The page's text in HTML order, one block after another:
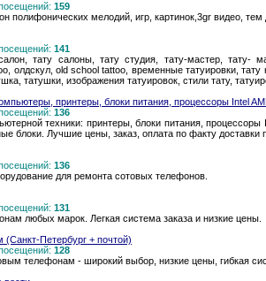
159
полифонических мелодий, игр, картинок,3gr видео,
141
тату салоны, тату студия, тату-мастер, тату-
олдскул, old school tattoo, временные татуировки,
татушки, изображения татуировок, стили тату,
принтеры, блоки питания, процессоры Intel
136
техники: принтеры, блоки питания,
блоки. Лучшие цены, заказ, оплата по факту доставки
136
для ремонта сотовых телефонов.
131
любых марок. Легкая система заказа и низкие цены.
Петербург + почтой)
128
телефонам - широкий выбор, низкие цены, гибкая